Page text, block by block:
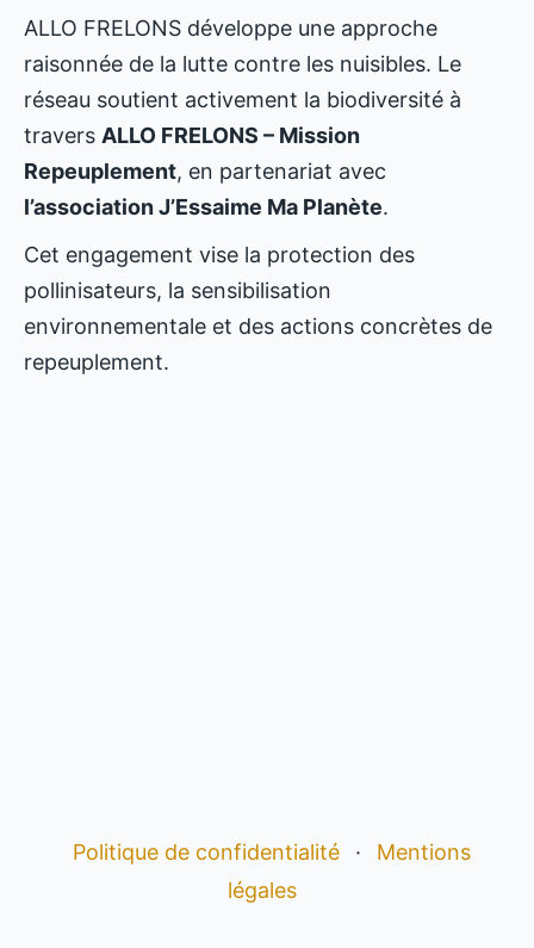
ALLO FRELONS développe une approche
raisonnée de la lutte contre les nuisibles. Le
réseau soutient activement la biodiversité à
travers ALLO FRELONS – Mission
Repeuplement, en partenariat avec
l’association J’Essaime Ma Planète.
Cet engagement vise la protection des
pollinisateurs, la sensibilisation
environnementale et des actions concrètes de
repeuplement.
Politique de confidentialité ·
Mentions
légales